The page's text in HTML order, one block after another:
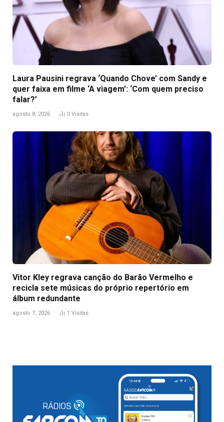
Laura Pausini regrava ‘Quando Chove’ com Sandy e
quer faixa em filme ‘A viagem’: ‘Com quem preciso
falar?’
agosto 8, 2026 0 Visitas
Vitor Kley regrava canção do Barão Vermelho e
recicla sete músicas do próprio repertório em
álbum redundante
agosto 7, 2026 1 Visitas